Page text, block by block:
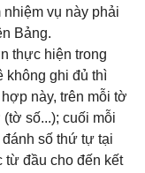
vụ này phải
Bảng.
thực hiện trong
không ghi đủ thì
này, trên mỗi tờ
số...); cuối mỗi
số thứ tự tại
từ đầu cho đến kết